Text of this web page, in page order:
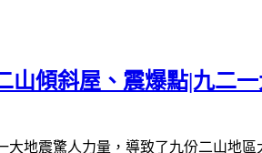
山傾斜屋、震爆點|九二
大地震驚人力量，導致了九份二山地